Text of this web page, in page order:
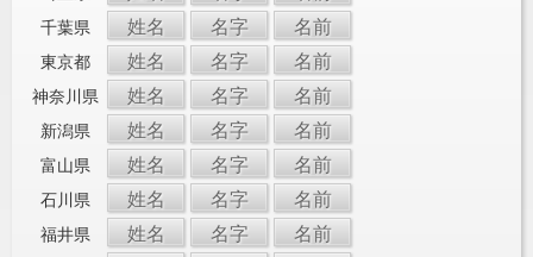
千葉県 姓名 名字 名前
東京都 姓名 名字 名前
神奈川県 姓名 名字 名前
新潟県 姓名 名字 名前
富山県 姓名 名字 名前
石川県 姓名 名字 名前
福井県 姓名 名字 名前